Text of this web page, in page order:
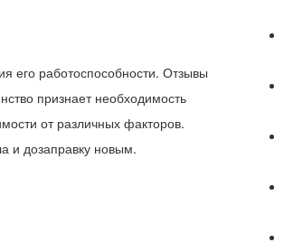
его работоспособности. Отзывы
признает необходимость
от различных факторов.
и дозаправку новым.